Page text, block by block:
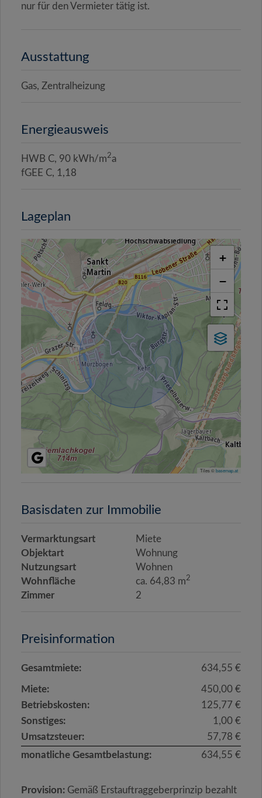
nur für den Vermieter tätig ist.
Ausstattung
Gas Zentralheizung
Energieausweis
HWB C, 90 kWh/m2a
fGEE C, 1,18
Lageplan
+
−
Tiles ©basemap.at
Basisdaten zur Immobilie
Vermarktungsart
Miete
Objektart
Wohnung
Nutzungsart
Wohnen
Wohnfläche
ca. 64,83 m2
Zimmer 2
Preisinformation
Gesamtmiete: 634,55 €
Miete:
450,00 €
Betriebskosten:
125,77 €
Sonstiges:
1,00 €
Umsatzsteuer:
57,78 €
monatliche Gesamtbelastung:
634,55 €
Provision: Gemäß Erstauftraggeberprinzip bezahlt